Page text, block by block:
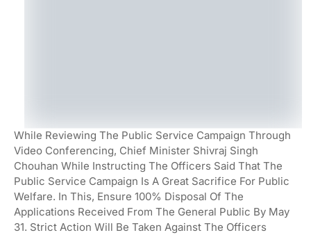
While Reviewing The Public Service Campaign Through
Video Conferencing, Chief Minister Shivraj Singh
Chouhan While Instructing The Officers Said That The
Public Service Campaign Is A Great Sacrifice For Public
Welfare. In This, Ensure 100% Disposal Of The
Applications Received From The General Public By May
31. Strict Action Will Be Taken Against The Officers